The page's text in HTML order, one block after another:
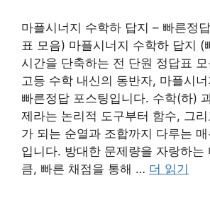
마플시너지 수학하 답지 – 빠른정
표 모음) 마플시너지 수학하 답지 (
시간을 단축하는 전 단원 정답표
고등 수학 내신의 동반자, 마플시
빠른정답 포스팅입니다. 수학(하)
제라는 논리적 도구부터 함수, 그
가 되는 순열과 조합까지 다루는
입니다. 방대한 문제량을 자랑하는
큼, 빠른 채점을 통해 … 더 읽기